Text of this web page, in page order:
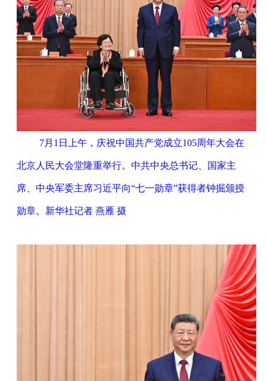
7月1日上午，庆祝中国共产党成立105周年大会在
北京人民大会堂隆重举行。中共中央总书记、国家主
席、中央军委主席习近平向“七一勋章”获得者钟掘颁授
勋章。新华社记者 燕雁 摄